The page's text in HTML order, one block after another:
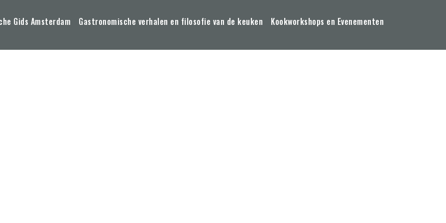
Gids Amsterdam Gastronomische verhalen en filosofie van de keuken Kookworkshops en Evenementen